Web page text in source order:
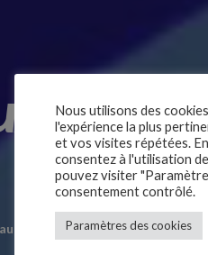
»
peut-être le début d’une
Nous utilisons des
l'expérience la plus
et vos visites répétées.
consentez à l'utilisation
pouvez visiter
consentement contrôlé.
Paramètres des cookies